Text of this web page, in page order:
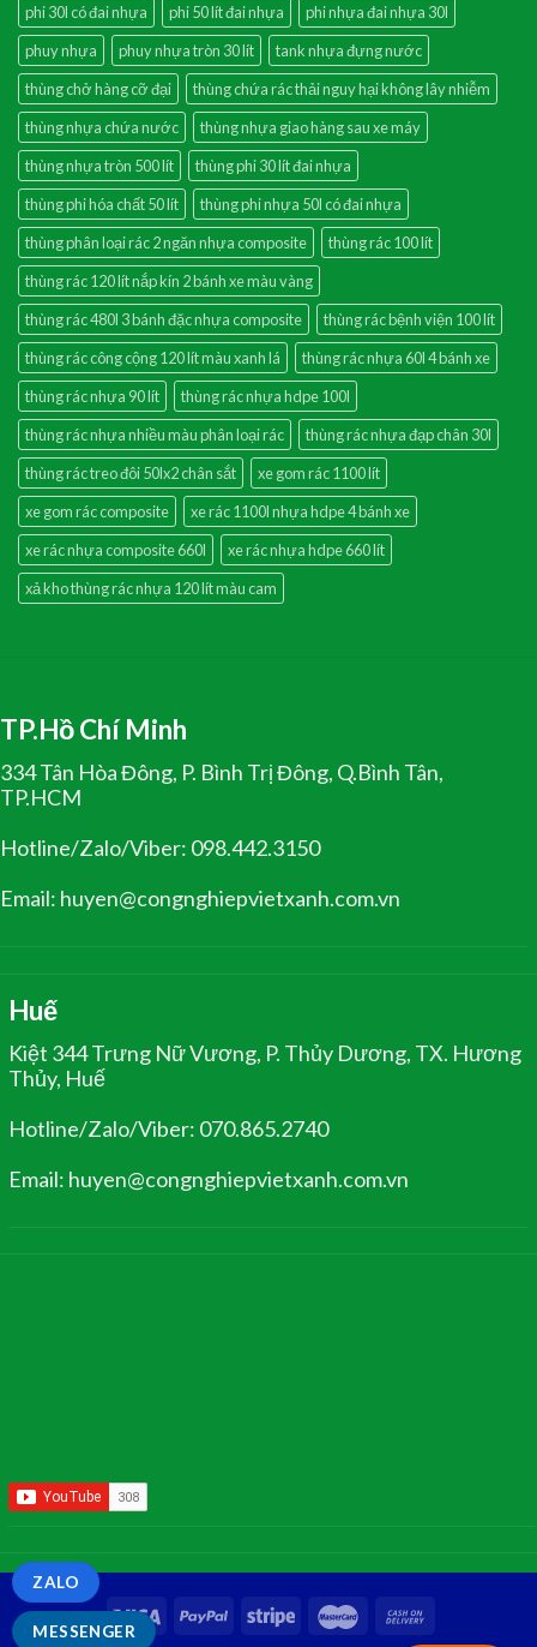
phi 30l có đai nhựa
phi 50 lít đai nhựa
phi nhựa đai nhựa 30l
phuy nhựa
phuy nhựa tròn 30 lít
tank nhựa đựng nước
thùng chở hàng cỡ đại
thùng chứa rác thải nguy hại không lây nhiễm
thùng nhựa chứa nước
thùng nhựa giao hàng sau xe máy
thùng nhựa tròn 500 lít
thùng phi 30 lít đai nhựa
thùng phi hóa chất 50 lít
thùng phi nhựa 50l có đai nhựa
thùng phân loại rác 2 ngăn nhựa composite
thùng rác 100 lít
thùng rác 120 lít nắp kín 2 bánh xe màu vàng
thùng rác 480l 3 bánh đặc nhựa composite
thùng rác bệnh viện 100 lít
thùng rác công cộng 120 lít màu xanh lá
thùng rác nhựa 60l 4 bánh xe
thùng rác nhựa 90 lít
thùng rác nhựa hdpe 100l
thùng rác nhựa nhiều màu phân loại rác
thùng rác nhựa đạp chân 30l
thùng rác treo đôi 50lx2 chân sắt
xe gom rác 1100 lít
xe gom rác composite
xe rác 1100l nhựa hdpe 4 bánh xe
xe rác nhựa composite 660l
xe rác nhựa hdpe 660 lít
xả kho thùng rác nhựa 120 lít màu cam
TP.Hồ Chí Minh
334 Tân Hòa Đông, P. Bình Trị Đông, Q.Bình Tân,
TP.HCM
Hotline/Zalo/Viber: 098.442.3150
Email: huyen@congnghiepvietxanh.com.vn
Huế
Kiệt 344 Trưng Nữ Vương, P. Thủy Dương, TX. Hương
Thủy, Huế
Hotline/Zalo/Viber: 070.865.2740
Email: huyen@congnghiepvietxanh.com.vn
MESSENGER
ZALO